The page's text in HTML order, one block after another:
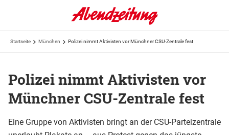
Startseite München Polizei nimmt Aktivisten vor Münchner CSU-Zentrale fest
Polizei nimmt Aktivisten vor
Münchner CSU-Zentrale fest
Eine Gruppe von Aktivisten bringt an der CSU-Parteizentrale